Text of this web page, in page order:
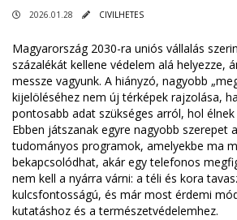
2026.01.28 CIVILHETES
Magyarország 2030-ra uniós vállalás
százalékát kellene védelem alá helyezze,
messze vagyunk. A hiányzó, nagyobb
kijelöléséhez nem új térképek rajzolása,
pontosabb adat szükséges arról, hol
Ebben játszanak egyre nagyobb szerepet
tudományos programok, amelyekbe ma
bekapcsolódhat, akár egy telefonos
nem kell a nyárra várni: a téli és kora
kulcsfontosságú, és már most érdemi
kutatáshoz és a természetvédelemhez.